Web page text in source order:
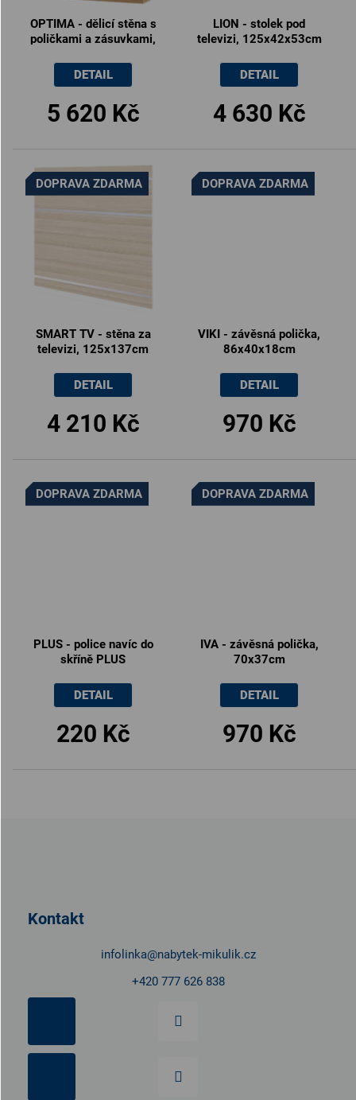
OPTIMA - dělicí stěna s
poličkami a zásuvkami,
5 620 Kč
DETAIL
LION - stolek pod
televizi, 125x42x53cm
4 630 Kč
DETAIL
DOPRAVA ZDARMA
SMART TV - stěna za
televizi, 125x137cm
4 210 Kč
DETAIL
DOPRAVA ZDARMA
VIKI - závěsná polička,
86x40x18cm
970 Kč
DETAIL
DOPRAVA ZDARMA
PLUS - police navíc do
skříně PLUS
220 Kč
DETAIL
DOPRAVA ZDARMA
IVA - závěsná polička,
70x37cm
970 Kč
DETAIL
Kontakt
infolinka@nabytek-mikulik.cz
+420 777 626 838